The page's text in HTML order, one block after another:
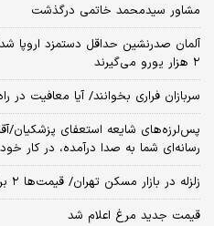
مشاور سیدمحمد خاتمی درگذشت
آلمان صدرنشین حداقل دستمزد اروپا
۲ هزار یورو می‌گیرند
سربازان فراری بخوانند/ آیا معافیت در
پس‌لرزه‌های شایعه استعفای پزشکیان/
رسانه‌ای شما به صدا درآمده، در کار
زلزله در بازار مسکن تهران/ قیمت‌ها ۲ برابر شد، خریدار ناپدید شد
قیمت جدید مرغ اعلام شد